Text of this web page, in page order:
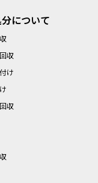
について
収
け
収